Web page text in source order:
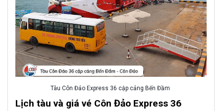
Tàu Côn Đảo Express 36 cập cảng Bến Đầm
Lịch tàu và giá vé Côn Đảo Express 36